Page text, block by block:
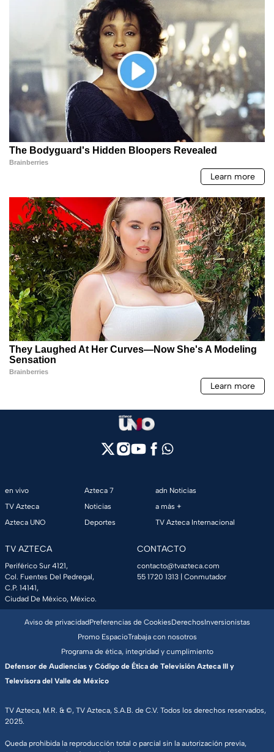
en vivo
TV Azteca
Azteca UNO
Azteca 7
Noticias
Deportes
adn Noticias
a más +
TV Azteca Internacional
TV AZTECA
Periférico Sur 4121,
Col. Fuentes Del Pedregal,
C.P. 14141,
Ciudad De México, México.
CONTACTO
contacto@tvazteca.com
55 1720 1313 | Conmutador
TV Azteca, M.R. & ©, TV Azteca, S.A.B. de C.V. Todos los derechos reservados,
2025.
Queda prohibida la reproducción total o parcial sin la autorización previa,
Aviso de privacidadPreferencias de CookiesDerechosInversionistas
Promo EspacioTrabaja con nosotros
Programa de ética, integridad y cumplimiento
Defensor de Audiencias y Código de Ética de Televisión Azteca III y
Televisora del Valle de México